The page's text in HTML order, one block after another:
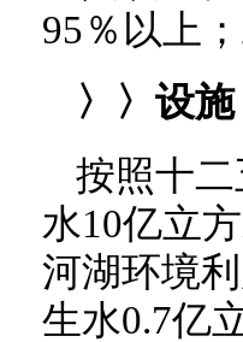
95％以上
〉〉设施
按照十
水10亿立
河湖环境
生水0.7亿